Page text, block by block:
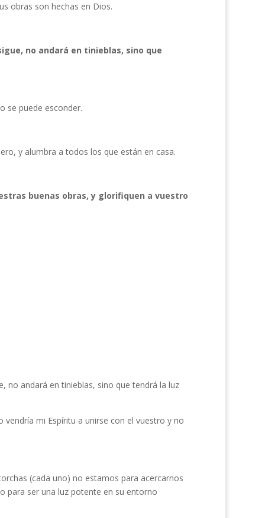
obras son hechas en Dios.
no andará en tinieblas, sino que
se puede esconder.
y alumbra a todos los que están en casa.
buenas obras, y glorifiquen a vuestro
no andará en tinieblas, sino que tendrá la luz
mi Espíritu a unirse con el vuestro y no
(cada uno) no estamos para acercarnos
para ser una luz potente en su entorno